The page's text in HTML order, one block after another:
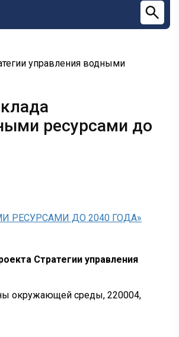
управления водными
ресурсами до
РЕСУРСАМИ ДО 2040 ГОДА»
Стратегии управления
окружающей среды, 220004,